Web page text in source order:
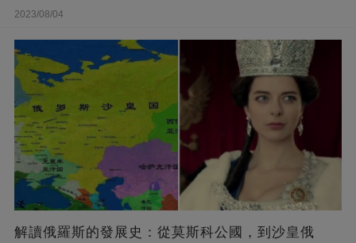
2023/08/04
解讀俄羅斯的發展史：從莫斯科公國，到沙皇俄